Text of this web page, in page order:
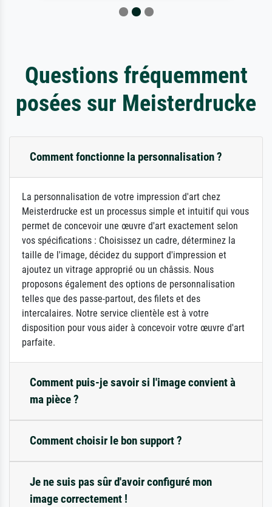
Questions fréquemment
posées sur Meisterdrucke
Comment fonctionne la personnalisation ?
La personnalisation de votre impression d'art chez
Meisterdrucke est un processus simple et intuitif qui vous
permet de concevoir une œuvre d'art exactement selon
vos spécifications : Choisissez un cadre, déterminez la
taille de l'image, décidez du support d'impression et
ajoutez un vitrage approprié ou un châssis. Nous
proposons également des options de personnalisation
telles que des passe-partout, des filets et des
intercalaires. Notre service clientèle est à votre
disposition pour vous aider à concevoir votre œuvre d'art
parfaite.
Comment puis-je savoir si l'image convient à
ma pièce ?
Comment choisir le bon support ?
Je ne suis pas sûr d'avoir configuré mon
image correctement !